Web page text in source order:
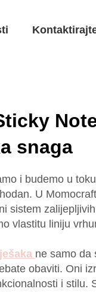
snaga
i budemo u
U
sistem
vlastitu liniju
ne samo da
obaviti. Oni
i stilu.